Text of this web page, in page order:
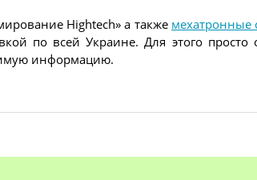
Hightech» а также мехатронные
по всей Украине. Для этого
информацию.